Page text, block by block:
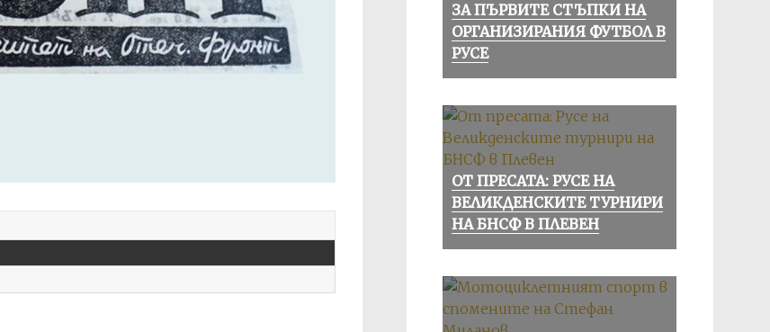
ЗА ПЪРВИТЕ СТЪПКИ НА
ОРГАНИЗИРАНИЯ ФУТБОЛ В
РУСЕ
ОТ ПРЕСАТА: РУСЕ НА
ВЕЛИКДЕНСКИТЕ ТУРНИРИ
НА БНСФ В ПЛЕВЕН